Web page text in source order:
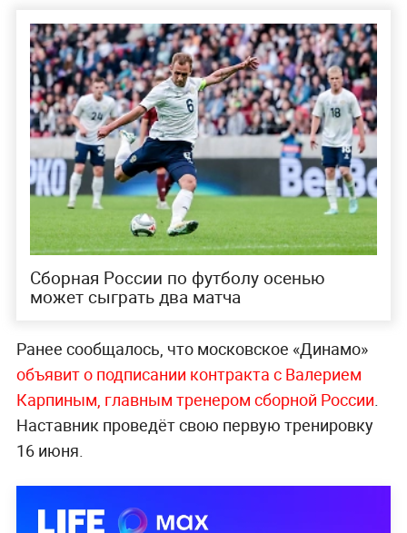
Сборная России по футболу осенью
может сыграть два матча
Ранее сообщалось, что московское «Динамо»
объявит о подписании контракта с Валерием
Карпиным, главным тренером сборной России.
Наставник проведёт свою первую тренировку
16 июня.